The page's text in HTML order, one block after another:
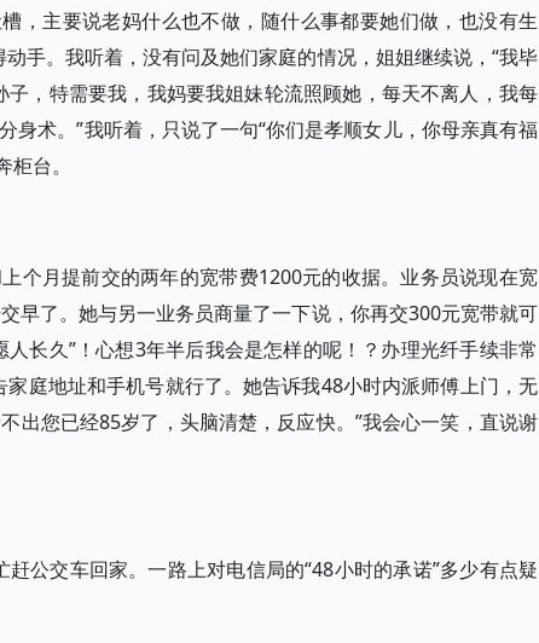
，主要说老妈什么也不做，随什么事都要她们做，也没有生
手。我听着，没有问及她们家庭的情况，姐姐继续说，“我毕
，特需要我，我妈要我姐妹轮流照顾她，每天不离人，我每
身术。”我听着，只说了一句“你们是孝顺女儿，你母亲真有福
台。
个月提前交的两年的宽带费1200元的收据。业务员说现在宽
早了。她与另一业务员商量了一下说，你再交300元宽带就可
长久”！心想3年半后我会是怎样的呢！？办理光纤手续非常
庭地址和手机号就行了。她告诉我48小时内派师傅上门，无
出您已经85岁了，头脑清楚，反应快。”我会心一笑，直说谢
公交车回家。一路上对电信局的“48小时的承诺”多少有点疑